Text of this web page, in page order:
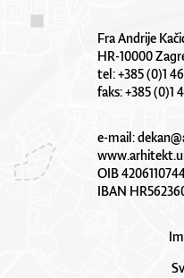
Fra Andrije
HR-10000
tel: +385 (0)1
faks: +385 (0)1
e-mail:
OIB
IBAN